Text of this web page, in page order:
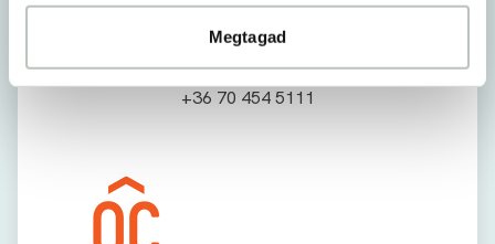
Megtagad
Szabóné Sipos Krisztina
Hitelközvetítő
+36 70 454 5111